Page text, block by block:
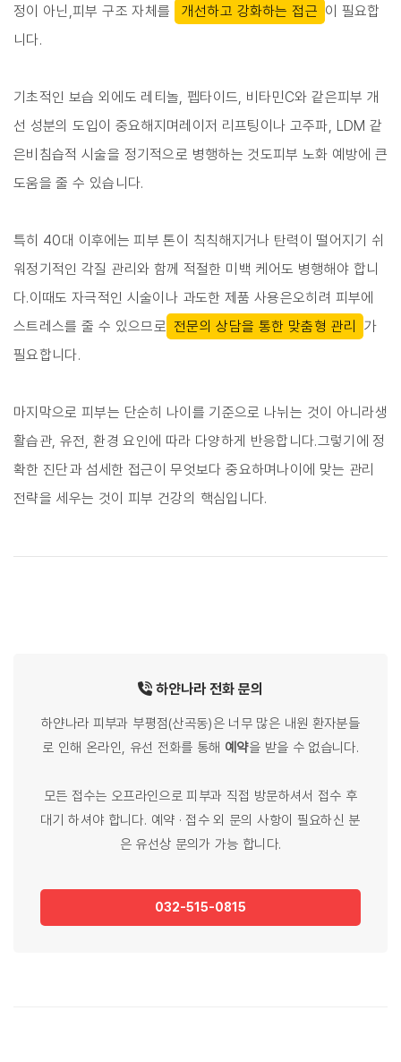
정이 아닌,피부 구조 자체를
개선하고 강화하는 접근 이 필요합
니다.
기초적인 보습 외에도 레티놀, 펩타이드, 비타민C와 같은피부 개
선 성분의 도입이 중요해지며레이저 리프팅이나 고주파, LDM 같
은비침습적 시술을 정기적으로 병행하는 것도피부 노화 예방에 큰
도움을 줄 수 있습니다.
특히 40대 이후에는 피부 톤이 칙칙해지거나 탄력이 떨어지기 쉬
워정기적인 각질 관리와 함께 적절한 미백 케어도 병행해야 합니
다.이때도 자극적인 시술이나 과도한 제품 사용은오히려 피부에
스트레스를 줄 수 있으므로 전문의 상담을 통한 맞춤형 관리 가
필요합니다.
마지막으로 피부는 단순히 나이를 기준으로 나뉘는 것이 아니라생
활습관, 유전, 환경 요인에 따라 다양하게 반응합니다.그렇기에 정
확한 진단과 섬세한 접근이 무엇보다 중요하며나이에 맞는 관리
전략을 세우는 것이 피부 건강의 핵심입니다.
하얀나라 전화 문의
하얀나라 피부과 부평점(산곡동)은 너무 많은 내원 환자분들
로 인해 온라인, 유선 전화를 통해 예약을 받을 수 없습니다.
모든 접수는 오프라인으로 피부과 직접 방문하셔서 접수 후
대기 하셔야 합니다. 예약 · 접수 외 문의 사항이 필요하신 분
은 유선상 문의가 가능 합니다.
032-515-0815